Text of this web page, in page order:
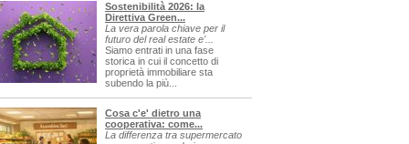
Sostenibilità 2026: la
Direttiva Green...
La vera parola chiave per il
futuro del real estate e'...
Siamo entrati in una fase
storica in cui il concetto di
proprietà immobiliare sta
subendo la più...
Cosa c'e' dietro una
cooperativa: come...
La differenza tra supermercato